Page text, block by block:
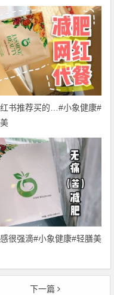
书推荐买的…#小象健康#
很强滴#小象健康#轻膳美
下一篇